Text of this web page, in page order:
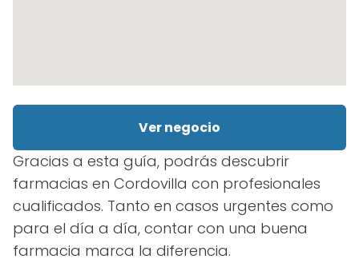
Ver negocio
Gracias a esta guía, podrás descubrir
farmacias en Cordovilla con profesionales
cualificados. Tanto en casos urgentes como
para el día a día, contar con una buena
farmacia marca la diferencia.